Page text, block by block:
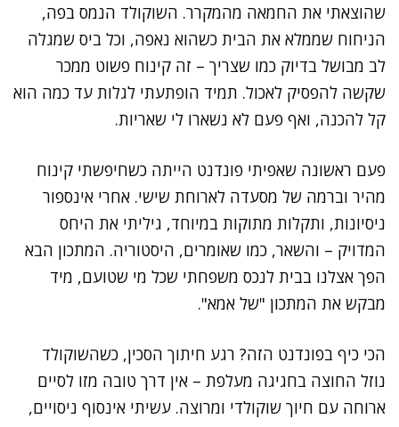
שהוצאתי את החמאה מהמקרר. השוקולד הנמס בפה,
הניחוח שממלא את הבית כשהוא נאפה, וכל ביס שמגלה
לב מבושל בדיוק כמו שצריך – זה קינוח פשוט ממכר
שקשה להפסיק לאכול. תמיד הופתעתי לגלות עד כמה הוא
קל להכנה, ואף פעם לא נשארו לי שאריות.
פעם ראשונה שאפיתי פונדנט הייתה כשחיפשתי קינוח
מהיר וברמה של מסעדה לארוחת שישי. אחרי אינספור
ניסיונות, ותקלות מתוקות במיוחד, גיליתי את היחס
המדויק – והשאר, כמו שאומרים, היסטוריה. המתכון הבא
הפך אצלנו בבית לנכס משפחתי שכל מי שטועם, מיד
מבקש את המתכון "של אמא".
הכי כיף בפונדנט הזה? רגע חיתוך הסכין, כשהשוקולד
נוזל החוצה בחגיגה מעלפת – אין דרך טובה מזו לסיים
ארוחה עם חיוך שוקולדי ומרוצה. עשיתי אינסוף ניסויים,